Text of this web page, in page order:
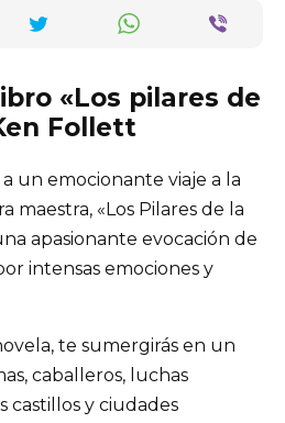
«Los pilares de
Follett
un emocionante viaje a la
maestra, «Los Pilares de la
apasionante evocación de
intensas emociones y
te sumergirás en un
caballeros, luchas
castillos y ciudades